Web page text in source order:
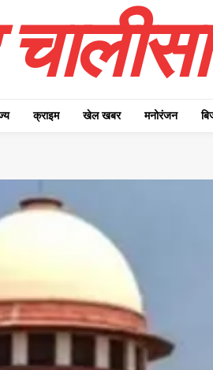
क्राइम खेल खबर मनोरंजन